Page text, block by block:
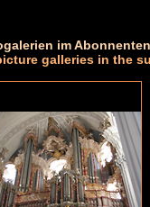
im
galleries in the